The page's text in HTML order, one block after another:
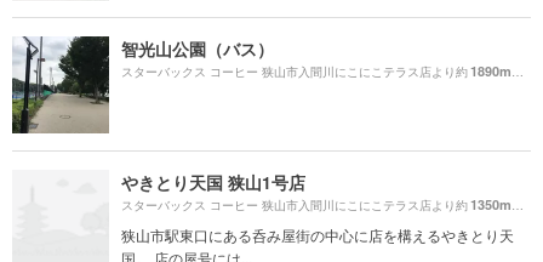
智光山公園（バス）
スターバックス コーヒー 狭山市入間川にこにこテラス店より約1890m （徒
やきとり天国 狭山1号店
スターバックス コーヒー 狭山市入間川にこにこテラス店より約1350m （徒
狭山市駅東口にある呑み屋街の中心に店を構えるやきとり天
国。 店の屋号には...